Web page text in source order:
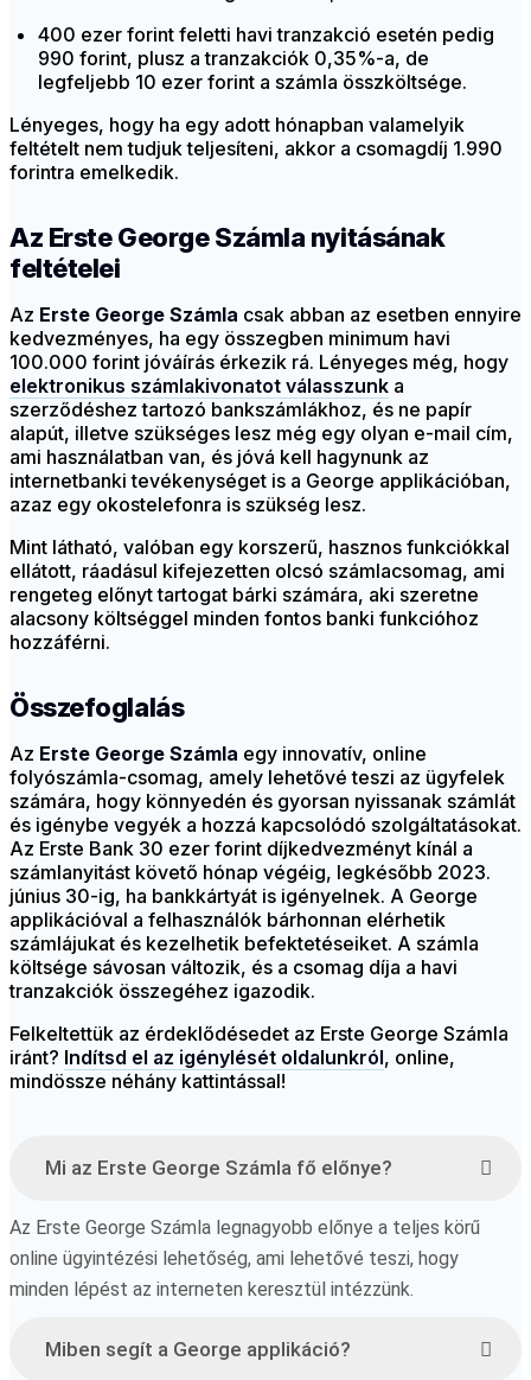
400 ezer forint feletti havi tranzakció esetén pedig
990 forint, plusz a tranzakciók 0,35%-a, de
legfeljebb 10 ezer forint a számla összköltsége.
Lényeges, hogy ha egy adott hónapban valamelyik
feltételt nem tudjuk teljesíteni, akkor a csomagdíj 1.990
forintra emelkedik.
Az Erste George Számla nyitásának
feltételei
Az Erste George Számla csak abban az esetben ennyire
kedvezményes, ha egy összegben minimum havi
100.000 forint jóváírás érkezik rá. Lényeges még, hogy
elektronikus számlakivonatot válasszunk a
szerződéshez tartozó bankszámlákhoz, és ne papír
alapút, illetve szükséges lesz még egy olyan e-mail cím,
ami használatban van, és jóvá kell hagynunk az
internetbanki tevékenységet is a George applikációban,
azaz egy okostelefonra is szükség lesz.
Mint látható, valóban egy korszerű, hasznos funkciókkal
ellátott, ráadásul kifejezetten olcsó számlacsomag, ami
rengeteg előnyt tartogat bárki számára, aki szeretne
alacsony költséggel minden fontos banki funkcióhoz
hozzáférni.
Összefoglalás
Az Erste George Számla egy innovatív, online
folyószámla-csomag, amely lehetővé teszi az ügyfelek
számára, hogy könnyedén és gyorsan nyissanak számlát
és igénybe vegyék a hozzá kapcsolódó szolgáltatásokat.
Az Erste Bank 30 ezer forint díjkedvezményt kínál a
számlanyitást követő hónap végéig, legkésőbb 2023.
június 30-ig, ha bankkártyát is igényelnek. A George
applikációval a felhasználók bárhonnan elérhetik
számlájukat és kezelhetik befektetéseiket. A számla
költsége sávosan változik, és a csomag díja a havi
tranzakciók összegéhez igazodik.
Felkeltettük az érdeklődésedet az Erste George Számla
iránt? Indítsd el az igénylését oldalunkról, online,
mindössze néhány kattintással!
Mi az Erste George Számla fő előnye?
Az Erste George Számla legnagyobb előnye a teljes körű
online ügyintézési lehetőség, ami lehetővé teszi, hogy
minden lépést az interneten keresztül intézzünk.
Miben segít a George applikáció?